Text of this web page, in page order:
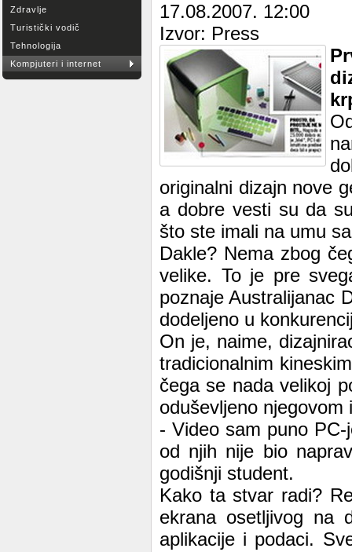
Zdravlje
Turistički vodič
Tehnologija
Kompjuteri i internet
17.08.2007. 12:00
Izvor: Press
originalni dizajn nove
a dobre vesti su da
što ste imali na umu
Dakle? Nema zbog
velike. To je pre
poznaje Australijanac
dodeljeno u
On je, naime,
tradicionalnim
čega se nada velikoj
oduševljeno njegovom
- Video sam puno
od njih nije bio
godišnji student.
Kako ta stvar radi?
ekrana osetljivog na
aplikacije i podaci.